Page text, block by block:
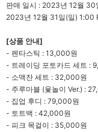
판매 일시 : 2023년 12월
2023년 12월 31일(일)
[상품 안내]
- 펜타스틱 : 13,000원
- 트레이딩 포토카드 세트 :
- 소맥잔 세트 : 32,000원
- 주루마블 (윷놀이 Ver.) :
- 집업 후디 : 79,000원
- 토트백 : 42,000원
- 피크 목걸이 : 35,000원